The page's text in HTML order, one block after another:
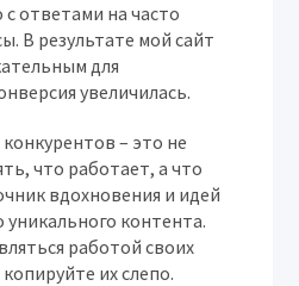
ответами на часто
В результате мой сайт
для
увеличилась.
– это не
что работает, а что
вдохновения и идей
уникального контента.
работой своих
их слепо.